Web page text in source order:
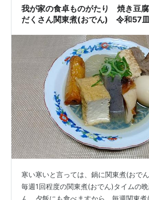
たりする時にも、映画を観る時にも、
世界にも、住します。アクション映画で…
我が家の食卓ものがたり 焼き豆
だくさん関東煮(おでん) 令和57皿
寒い寒いと言っては、鍋に関東煮(おで
毎週1回程度の関東煮(おでん)タイムの
ん、夕飯にも食べますから、毎週関東